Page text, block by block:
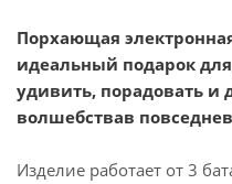
Порхающая
идеальный подарок
удивить, порадовать и
волшебствав
Изделие работает от 3